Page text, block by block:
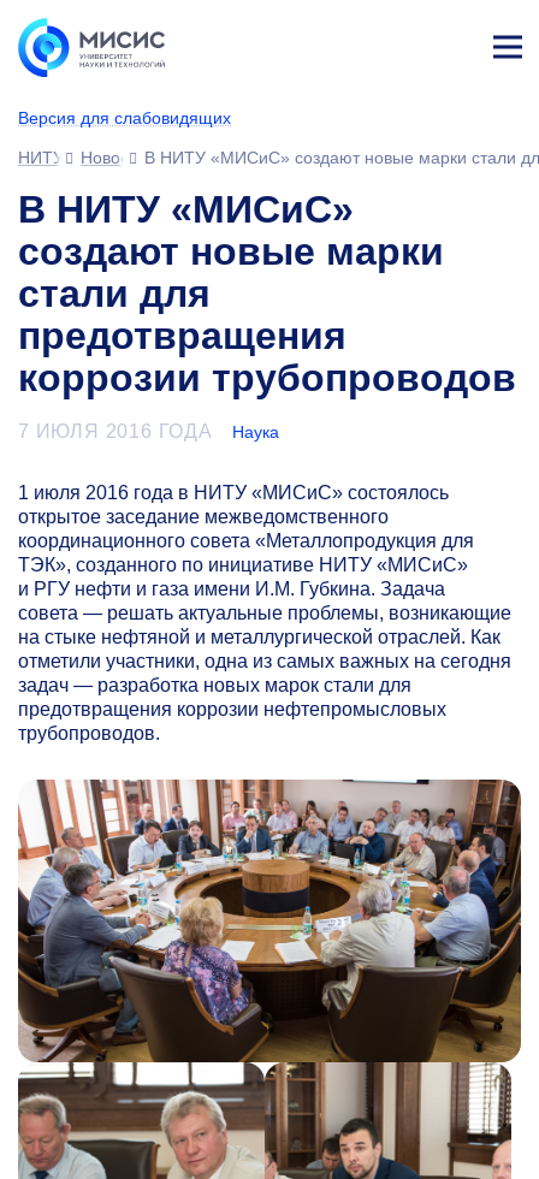
Версия для слабовидящих
ине
НИТУ МИСИС
НовостиВ НИТУ «МИСиС» создают новые марки стали
В НИТУ «МИСиС»
создают новые марки
стали для
предотвращения
коррозии трубопроводов
7 ИЮЛЯ 2016 ГОДА Наука
1 июля 2016 года в НИТУ «МИСиС» состоялось
открытое заседание межведомственного
координационного совета «Металлопродукция для
ТЭК», созданного по инициативе НИТУ «МИСиС»
и РГУ нефти и газа имени И.М. Губкина. Задача
совета — решать актуальные проблемы, возникающие
на стыке нефтяной и металлургической отраслей. Как
отметили участники, одна из самых важных на сегодня
задач — разработка новых марок стали для
предотвращения коррозии нефтепромысловых
трубопроводов.